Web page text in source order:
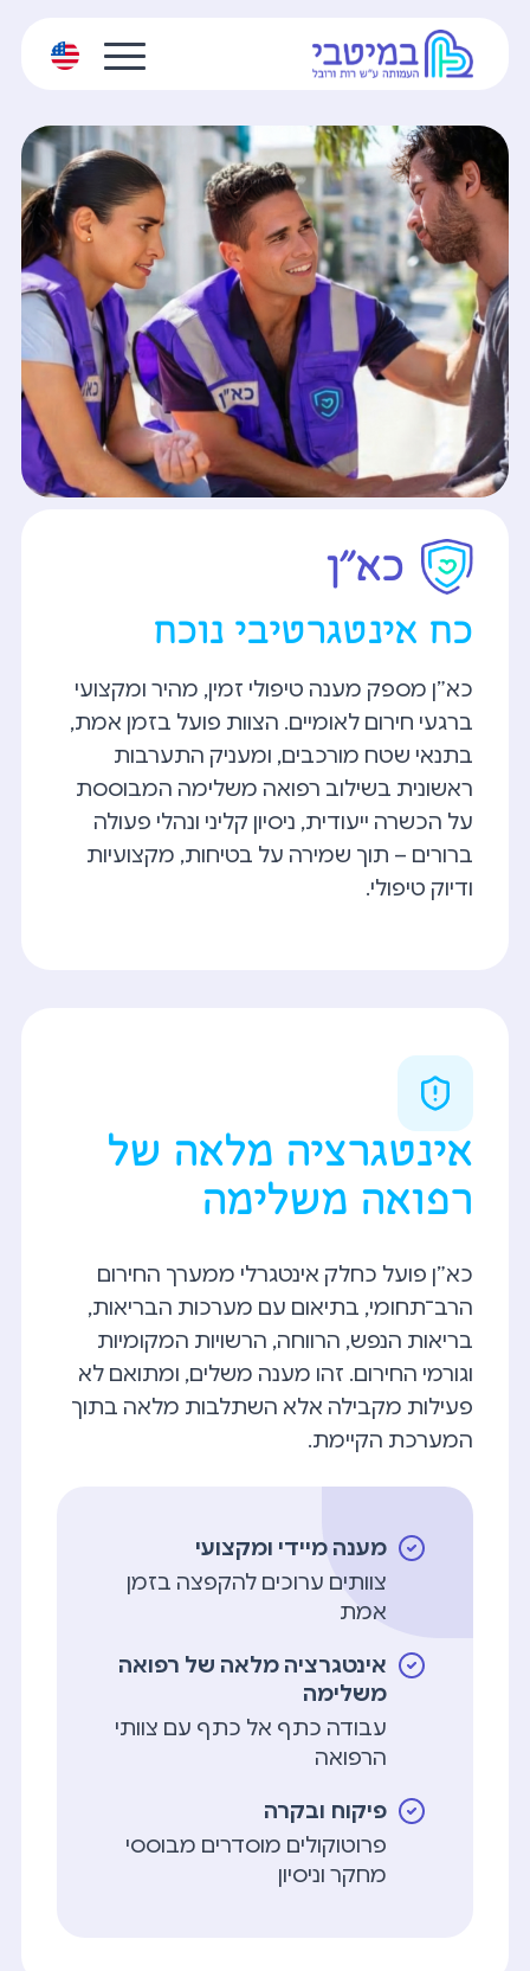
כא"ן
כח אינטגרטיבי נוכח
כא״ן מספק מענה טיפולי זמין, מהיר ומקצועי
ברגעי חירום לאומיים. הצוות פועל בזמן אמת,
בתנאי שטח מורכבים, ומעניק התערבות
ראשונית בשילוב רפואה משלימה המבוססת
על הכשרה ייעודית, ניסיון קליני ונהלי פעולה
ברורים – תוך שמירה על בטיחות, מקצועיות
ודיוק טיפולי.
אינטגרציה מלאה של
רפואה משלימה
כא״ן פועל כחלק אינטגרלי ממערך החירום
הרב־תחומי, בתיאום עם מערכות הבריאות,
בריאות הנפש, הרווחה, הרשויות המקומיות
וגורמי החירום. זהו מענה משלים, ומתואם לא
פעילות מקבילה אלא השתלבות מלאה בתוך
המערכת הקיימת.
מענה מיידי ומקצועי
צוותים ערוכים להקפצה בזמן
אמת
אינטגרציה מלאה של רפואה
משלימה
עבודה כתף אל כתף עם צוותי
הרפואה
פיקוח ובקרה
פרוטוקולים מוסדרים מבוססי
מחקר וניסיון